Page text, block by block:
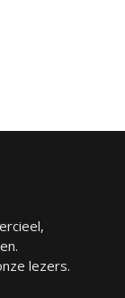
lezers.